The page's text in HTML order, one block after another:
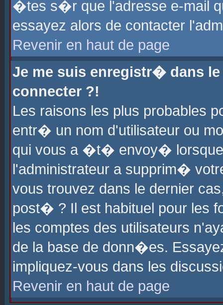
�tes s�r que l'adresse e-mail
essayez alors de contacter
Revenir en haut de page
Je me suis enregistr� dans
connecter ?!
Les raisons les plus probables
entr� un nom d'utilisateur ou
qui vous a �t� envoy�
l'administrateur a supprim�
vous trouvez dans le dernier
post� ? Il est habituel pour les
les comptes des utilisateurs
de la base de donn�es.
impliquez-vous dans les
Revenir en haut de page